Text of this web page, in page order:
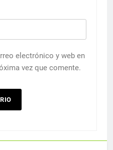
electrónico y web en
vez que comente.